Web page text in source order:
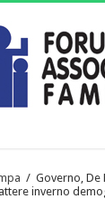
/ Governo, De
inverno